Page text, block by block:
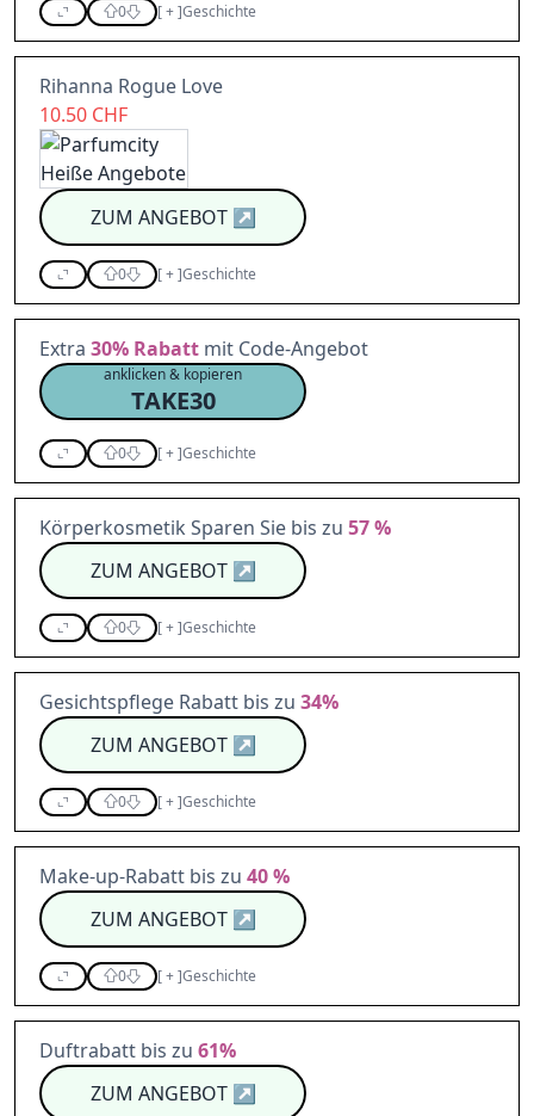
0 [+]Geschichte
Rihanna Rogue Love
10.50 CHF
ZUM ANGEBOT↗
0 [+]Geschichte
Extra 30% Rabatt mit Code-Angebot
anklicken & kopieren
TAKE30
0 [+]Geschichte
Körperkosmetik Sparen Sie bis zu 57 %
ZUM ANGEBOT↗
0 [+]Geschichte
Gesichtspflege Rabatt bis zu 34%
ZUM ANGEBOT↗
0 [+]Geschichte
Make-up-Rabatt bis zu 40 %
ZUM ANGEBOT↗
0 [+]Geschichte
Duftrabatt bis zu 61%
ZUM ANGEBOT↗